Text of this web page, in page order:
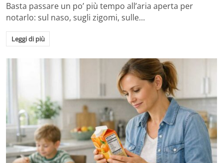
Basta passare un po’ più tempo all’aria aperta per
notarlo: sul naso, sugli zigomi, sulle…
Leggi di più